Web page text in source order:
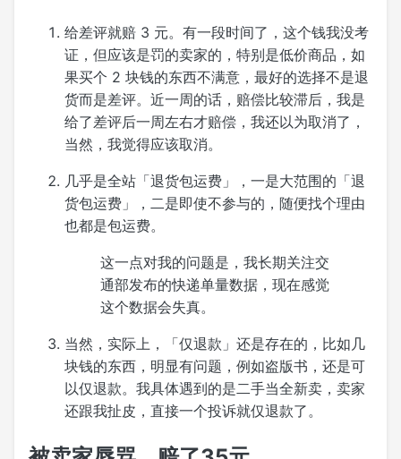
给差评就赔 3 元。有一段时间了，这个钱我没考
证，但应该是罚的卖家的，特别是低价商品，如
果买个 2 块钱的东西不满意，最好的选择不是退
货而是差评。近一周的话，赔偿比较滞后，我是
给了差评后一周左右才赔偿，我还以为取消了，
当然，我觉得应该取消。
几乎是全站「退货包运费」，一是大范围的「退
货包运费」，二是即使不参与的，随便找个理由
也都是包运费。
这一点对我的问题是，我长期关注交
通部发布的快递单量数据，现在感觉
这个数据会失真。
当然，实际上，「仅退款」还是存在的，比如几
块钱的东西，明显有问题，例如盗版书，还是可
以仅退款。我具体遇到的是二手当全新卖，卖家
还跟我扯皮，直接一个投诉就仅退款了。